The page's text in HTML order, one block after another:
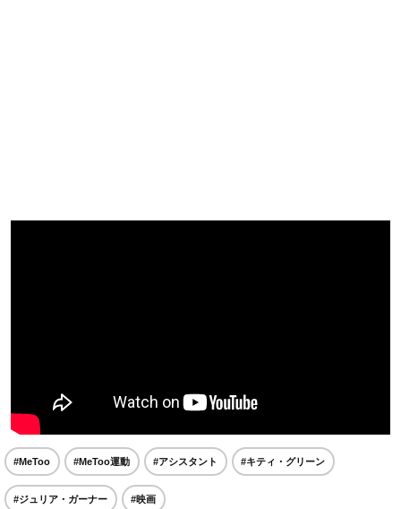
#MeToo #MeToo運動 #アシスタント #キティ・グリーン
#ジュリア・ガーナー #映画